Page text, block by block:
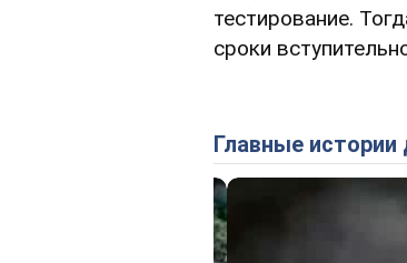
тестирование.
сроки
Главные истории